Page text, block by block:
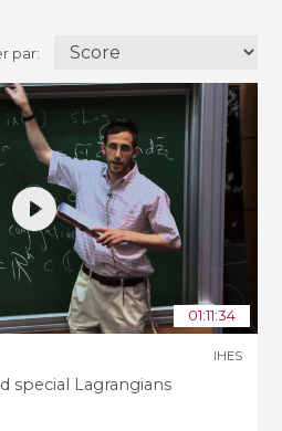
par:
01:11:34
special Lagrangians
IHES